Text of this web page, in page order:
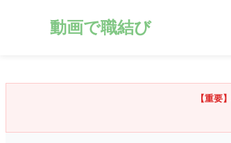
動画で職結び
【重要】